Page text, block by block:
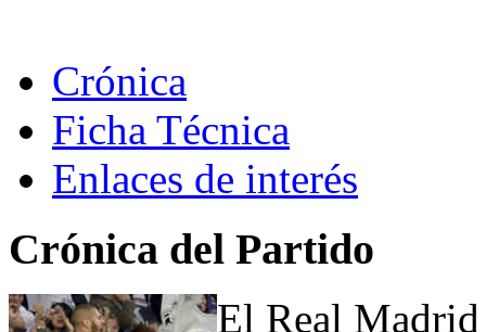
Crónica
Ficha Técnica
Enlaces de interés
Crónica del Partido
El Real